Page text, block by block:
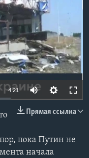
available
4:21
Прямая ссылка
пока Путин не
начала